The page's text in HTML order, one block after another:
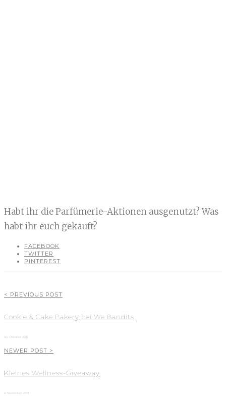
Habt ihr die Parfümerie-Aktionen ausgenutzt? Was
habt ihr euch gekauft?
FACEBOOK
TWITTER
PINTEREST
< PREVIOUS POST
Cookie & Cake Bakery bei We Bandits
30. Oktober 2011
NEWER POST >
Kleines Wellness-Giveaway
2. November 2011